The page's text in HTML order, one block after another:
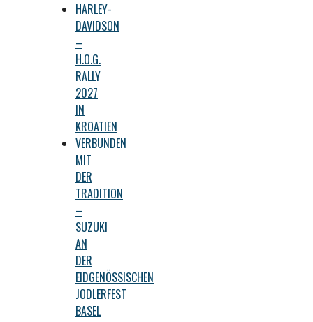
HARLEY-
DAVIDSON
–
H.O.G.
RALLY
2027
IN
KROATIEN
VERBUNDEN
MIT
DER
TRADITION
–
SUZUKI
AN
DER
EIDGENÖSSISCHEN
JODLERFEST
BASEL